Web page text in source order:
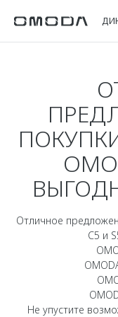
C5
от 2 299 000 ₽*
от 2 739 000 ₽*
Выбор и покупка
Сравнить
Записаться на тест-
Прайс-листы
Кредит и
Кредитные
Сервис
Записаться на сервис
Кузовной ремонт
Поддержка
Помощь на дороге
Дополнительная
Руководства по
О бренде
Онлайн-сервисы
Приложение O&J
Клуб владельцев
Правовая
Отличное
C5 и
Не упустите